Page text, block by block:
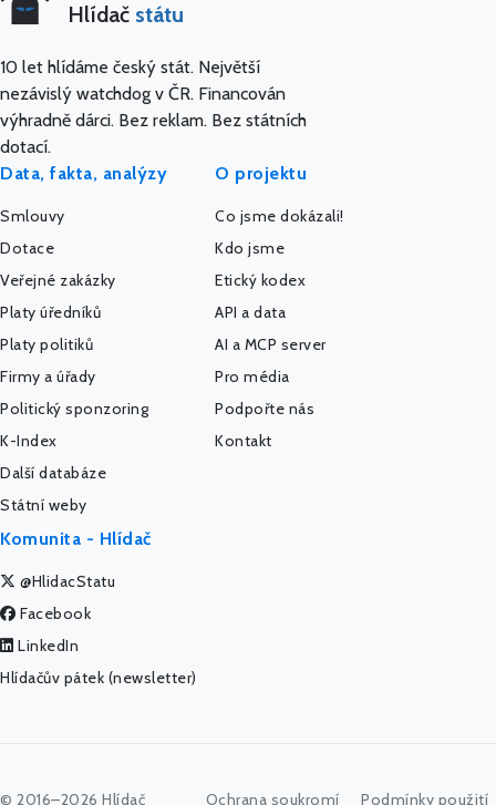
Hlídač státu
10 let hlídáme český stát. Největší
nezávislý watchdog v ČR. Financován
výhradně dárci. Bez reklam. Bez státních
dotací.
Data, fakta, analýzy
Smlouvy
Dotace
Veřejné zakázky
Platy úředníků
Platy politiků
Firmy a úřady
Politický sponzoring
K-Index
Další databáze
Státní weby
O projektu
Co jsme dokázali!
Kdo jsme
Etický kodex
API a data
AI a MCP server
Pro média
Podpořte nás
Kontakt
Komunita - Hlídač
@HlidacStatu
Facebook
LinkedIn
Hlídačův pátek (newsletter)
© 2016–2026 Hlídač Ochrana soukromí Podmínky použití